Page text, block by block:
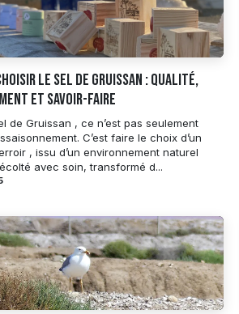
le Sel de Gruissan : qualité,
et savoir-faire
de Gruissan , ce n’est pas seulement
C’est faire le choix d’un
, issu d’un environnement naturel
avec soin, transformé d...